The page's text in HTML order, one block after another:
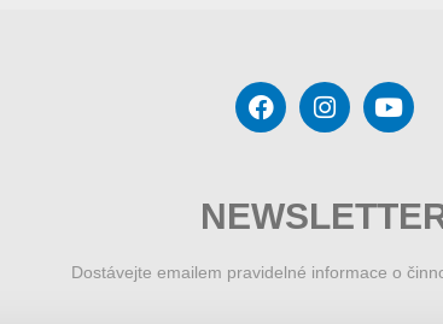
Dostávejte emailem pravidelné informace o